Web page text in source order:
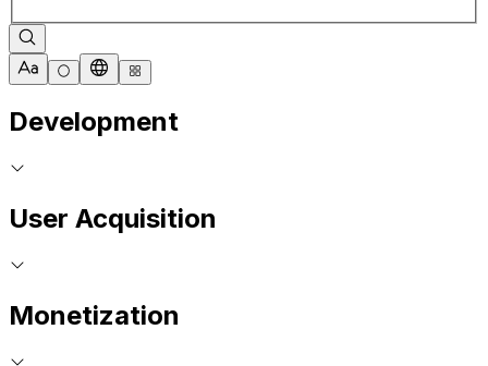
Development
User Acquisition
Monetization